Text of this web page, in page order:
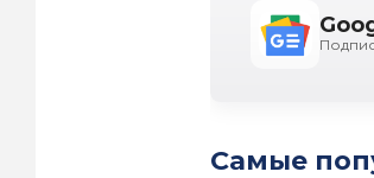
Самые